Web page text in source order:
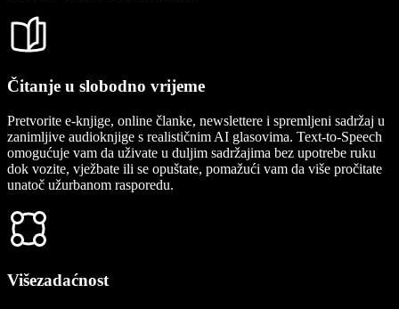
Čitanje u slobodno vrijeme
Pretvorite e-knjige, online članke, newslettere i spremljeni sadržaj u
zanimljive audioknjige s realističnim AI glasovima. Text-to-Speech
omogućuje vam da uživate u duljim sadržajima bez upotrebe ruku
dok vozite, vježbate ili se opuštate, pomažući vam da više pročitate
unatoč užurbanom rasporedu.
Višezadaćnost